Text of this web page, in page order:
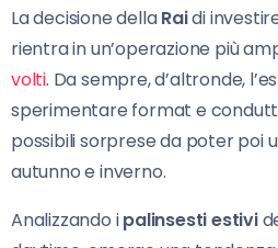
La decisione dellaRaidi
rientra in un’operazione più
volti. Da sempre, d’altronde,
sperimentare format e
possibili sorprese da poter poi
autunno e inverno.
Analizzando ipalinsesti estivi